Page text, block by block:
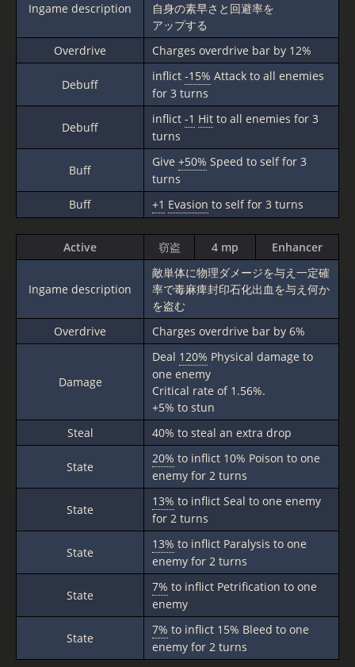
Ingame description
自身の素早さと回避率を
アップする
Overdrive
Charges overdrive bar by 12%
Debuff
inflict -15% Attack to all enemies
for 3 turns
Debuff
inflict -1 Hit to all enemies for 3
turns
Buff
Give +50% Speed to self for 3
turns
Buff
+1 Evasion to self for 3 turns
Active 窃盗 4 mp Enhancer
Ingame description
敵単体に物理ダメージを与え一定確
率で毒麻痺封印石化出血を与え何か
を盗む
Overdrive
Charges overdrive bar by 6%
Damage
Deal 120% Physical damage to
one enemy
Critical rate of 1.56%.
+5% to stun
Steal
40% to steal an extra drop
State
20% to inflict 10% Poison to one
enemy for 2 turns
State
13% to inflict Seal to one enemy
for 2 turns
State
13% to inflict Paralysis to one
enemy for 2 turns
State
7% to inflict Petrification to one
enemy
State
7% to inflict 15% Bleed to one
enemy for 2 turns